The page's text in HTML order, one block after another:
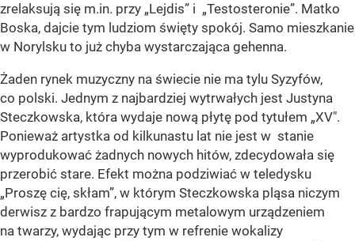
zrelaksują się m.in. przy „Lejdis” i „Testosteronie”. Matko
Boska, dajcie tym ludziom święty spokój. Samo mieszkanie
w Norylsku to już chyba wystarczająca gehenna.
Żaden rynek muzyczny na świecie nie ma tylu Syzyfów,
co polski. Jednym z najbardziej wytrwałych jest Justyna
Steczkowska, która wydaje nową płytę pod tytułem „XV".
Ponieważ artystka od kilkunastu lat nie jest w stanie
wyprodukować żadnych nowych hitów, zdecydowała się
przerobić stare. Efekt można podziwiać w teledysku
„Proszę cię, skłam”, w którym Steczkowska pląsa niczym
derwisz z bardzo frapującym metalowym urządzeniem
na twarzy, wydając przy tym w refrenie wokalizy